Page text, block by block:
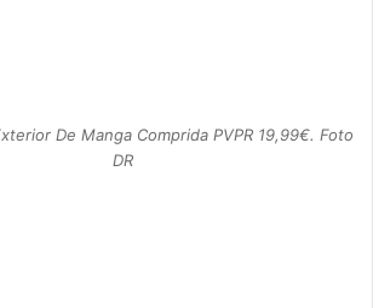
De Manga Comprida PVPR 19,99€. Foto
DR